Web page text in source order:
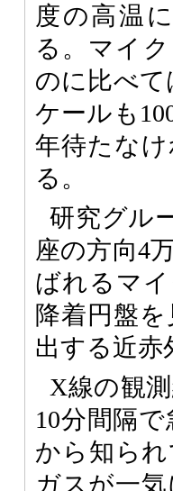
度の高温
る。マイ
のに比べ
ケールも
年待たな
る。
研究グル
座の方向4
ばれるマ
降着円盤
出する近赤
X線の観
10分間隔
から知ら
ガスが一